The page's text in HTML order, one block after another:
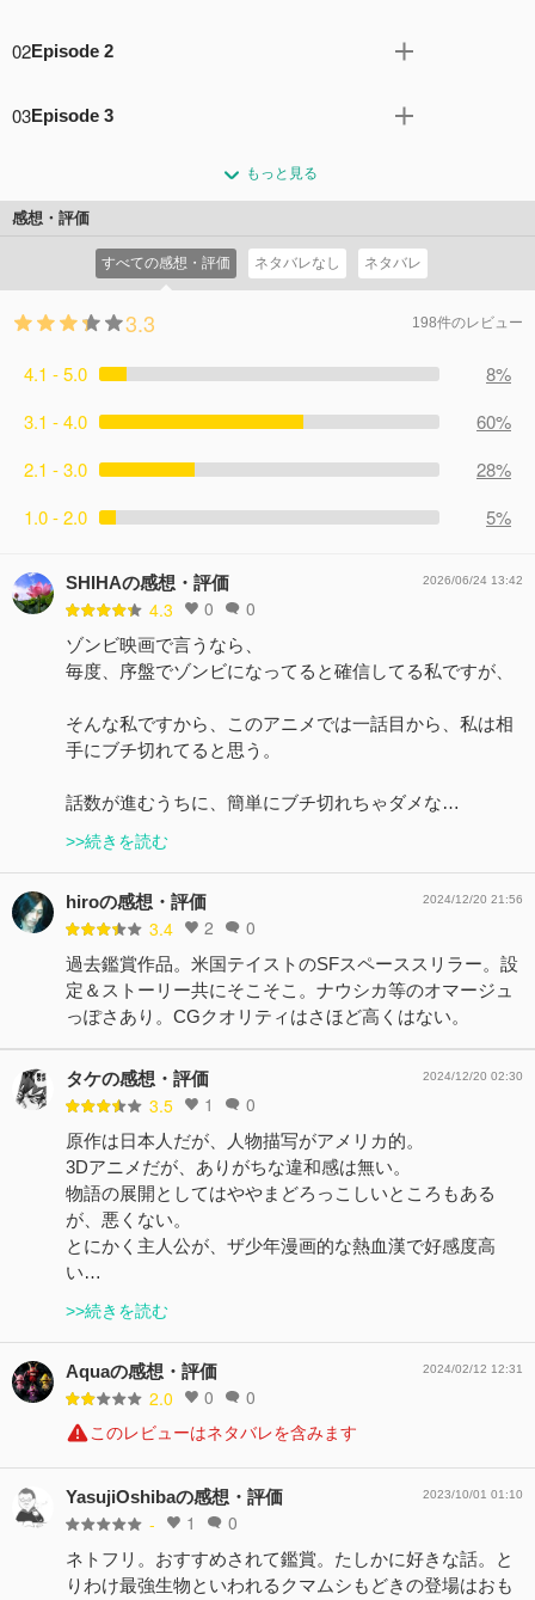
働くジム。だが通勤の途中で、彼は周りの様子になんとな
コメント4件
02Episode 2
手を貸すウォルター。2人は何とか助けを呼ぶことに成功
コメント0件拍手0回
03Episode 3
ジム。我に返った彼は、意外な仲間に瓦礫(がれき)の下か
ら助け出される。
もっと見る
感想・評価
すべての感想・評価 ネタバレなし ネタバレ
3.3 198件のレビュー
4.1 - 5.0
8%
3.1 - 4.0
60%
2.1 - 3.0
28%
1.0 - 2.0
5%
SHIHAの感想・評価
4.3 0 0
2026/06/24 13:42
ゾンビ映画で言うなら、
毎度、序盤でゾンビになってると確信してる私ですが、
そんな私ですから、このアニメでは一話目から、私は相
手にブチ切れてると思う。
話数が進むうちに、簡単にブチ切れちゃダメな…
>>続きを読む
hiroの感想・評価
3.4 2 0
2024/12/20 21:56
過去鑑賞作品。米国テイストのSFスペーススリラー。設
定＆ストーリー共にそこそこ。ナウシカ等のオマージュ
っぽさあり。CGクオリティはさほど高くはない。
タケの感想・評価
3.5 1 0
2024/12/20 02:30
原作は日本人だが、人物描写がアメリカ的。
3Dアニメだが、ありがちな違和感は無い。
物語の展開としてはややまどろっこしいところもある
が、悪くない。
とにかく主人公が、ザ少年漫画的な熱血漢で好感度高
い…
>>続きを読む
Aquaの感想・評価
2.0 0 0
2024/02/12 12:31
このレビューはネタバレを含みます
YasujiOshibaの感想・評価
- 1 0
2023/10/01 01:10
ネトフリ。おすすめされて鑑賞。たしかに好きな話。と
りわけ最強生物といわれるクマムシもどきの登場はおも